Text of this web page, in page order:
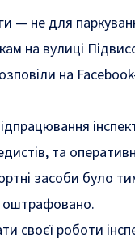
— не для
на вулиці
на
та
засоби було
оштрафовано.
своєї роботи